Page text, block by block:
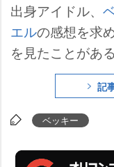
出身アイドル、
エルの感想を求
を見たことがあ
ゃかわいいです
「そのうち芸人
が)“第2のベッキ
機感を募らせた
記
ベッキー